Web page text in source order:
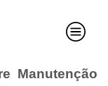
Manutenção